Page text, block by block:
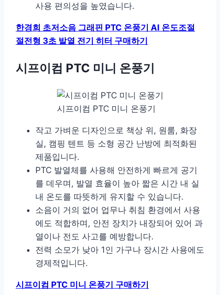
사용 편의성을 높였습니다.
한경희 초저소음 그래핀 PTC 온풍기 AI 온도조절
절전형 3초 발열 전기 히터 구매하기
시프이컴 PTC 미니 온풍기
시프이컴 PTC 미니 온풍기
작고 가벼운 디자인으로 책상 위, 원룸, 화장
실, 캠핑 텐트 등 소형 공간 난방에 최적화된
제품입니다.
PTC 발열체를 사용해 안전하게 빠르게 공기
를 데우며, 발열 효율이 높아 짧은 시간 내 실
내 온도를 따뜻하게 유지할 수 있습니다.
소음이 거의 없어 업무나 취침 환경에서 사용
에도 적합하며, 안전 장치가 내장되어 있어 과
열이나 전도 사고를 예방합니다.
전력 소모가 낮아 1인 가구나 장시간 사용에도
경제적입니다.
시프이컴 PTC 미니 온풍기 구매하기